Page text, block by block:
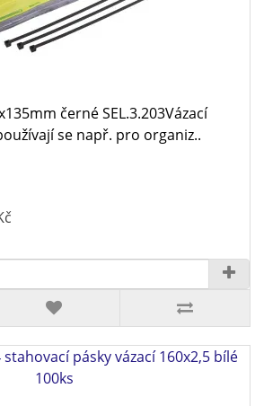
černé SEL.3.203Vázací
se např. pro organiz..
stahovací pásky vázací 160x2,5 bílé
100ks